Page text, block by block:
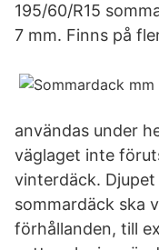
195/60/R15
7 mm. Finns på
användas under
väglaget inte
vinterdäck.
sommardäck ska
förhållanden, till